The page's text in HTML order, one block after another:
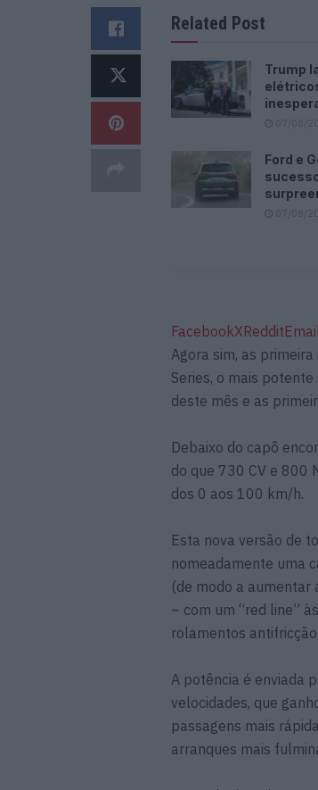
Related Post
Trump
07/08/
Ford e
07/08/
FacebookXRedditEmail
Agora sim, as
Series, o mais
deste mês e as
Debaixo do capô
do que 730 CV e 800
dos 0 aos 100 km/h.
Esta nova versão de
nomeadamente uma
(de modo a aumentar
– com um “red line”
rolamentos
A potência é enviada
velocidades, que
passagens mais
arranques mais